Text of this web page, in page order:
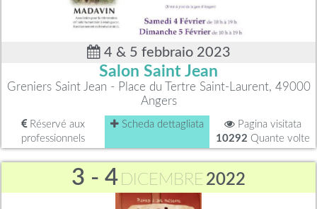
4 & 5 febbraio 2023
Salon Saint Jean
Greniers Saint Jean - Place du Tertre Saint-Laurent, 49000
Angers
Réservé aux
professionnels
Scheda dettagliata
Pagina visitata
10292 Quante volte
3 - 4 DICEMBRE 2022